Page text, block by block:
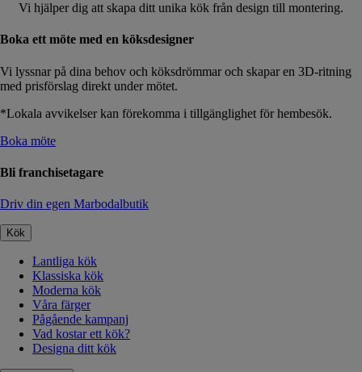
Vi hjälper dig att skapa ditt unika kök från design till montering.
Boka ett möte med en köksdesigner
Vi lyssnar på dina behov och köksdrömmar och skapar en 3D-ritning
med prisförslag direkt under mötet.
*Lokala avvikelser kan förekomma i tillgänglighet för hembesök.
Boka möte
Bli franchisetagare
Driv din egen Marbodalbutik
Kök
Lantliga kök
Klassiska kök
Moderna kök
Våra färger
Pågående kampanj
Vad kostar ett kök?
Designa ditt kök